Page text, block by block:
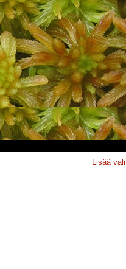
Lisää